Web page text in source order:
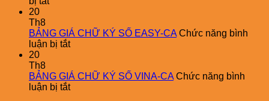
CA
CHỮ
KÝ
CA
20
Th8
BẢNG GIÁ CHỮ KÝ SỐ EASY-CA Chức năng bình
luận bị tắtở
CHỮ
KÝ
20
Th8
BẢNG GIÁ CHỮ KÝ SỐ VINA-CA Chức năng bình
luận bị tắtở